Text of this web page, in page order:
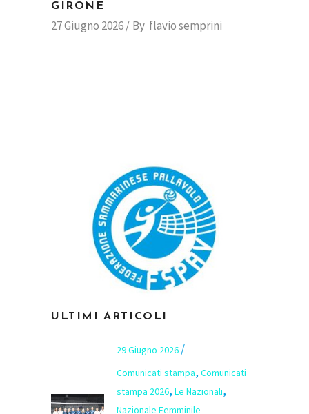
GIRONE
27 Giugno 2026 By flavio semprini
ULTIMI ARTICOLI
29 Giugno 2026
Comunicati stampa, Comunicati
stampa 2026, Le Nazionali,
Nazionale Femminile